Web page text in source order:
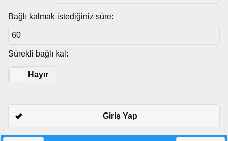
Bağlı kalmak istediğiniz süre:
Sürekli bağlı kal:
Hayır
Giriş Yap